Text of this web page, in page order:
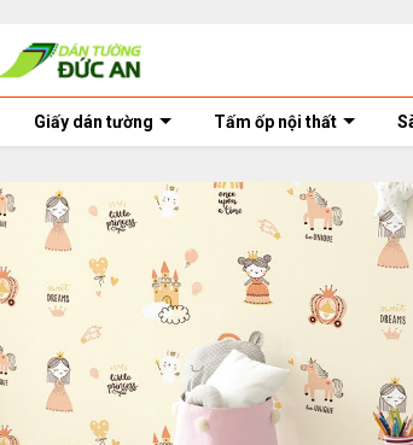
Giấy dán tường Tấm ốp nội thất